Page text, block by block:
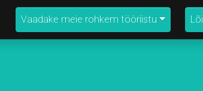
Vaadake meie rohkem tööriistu